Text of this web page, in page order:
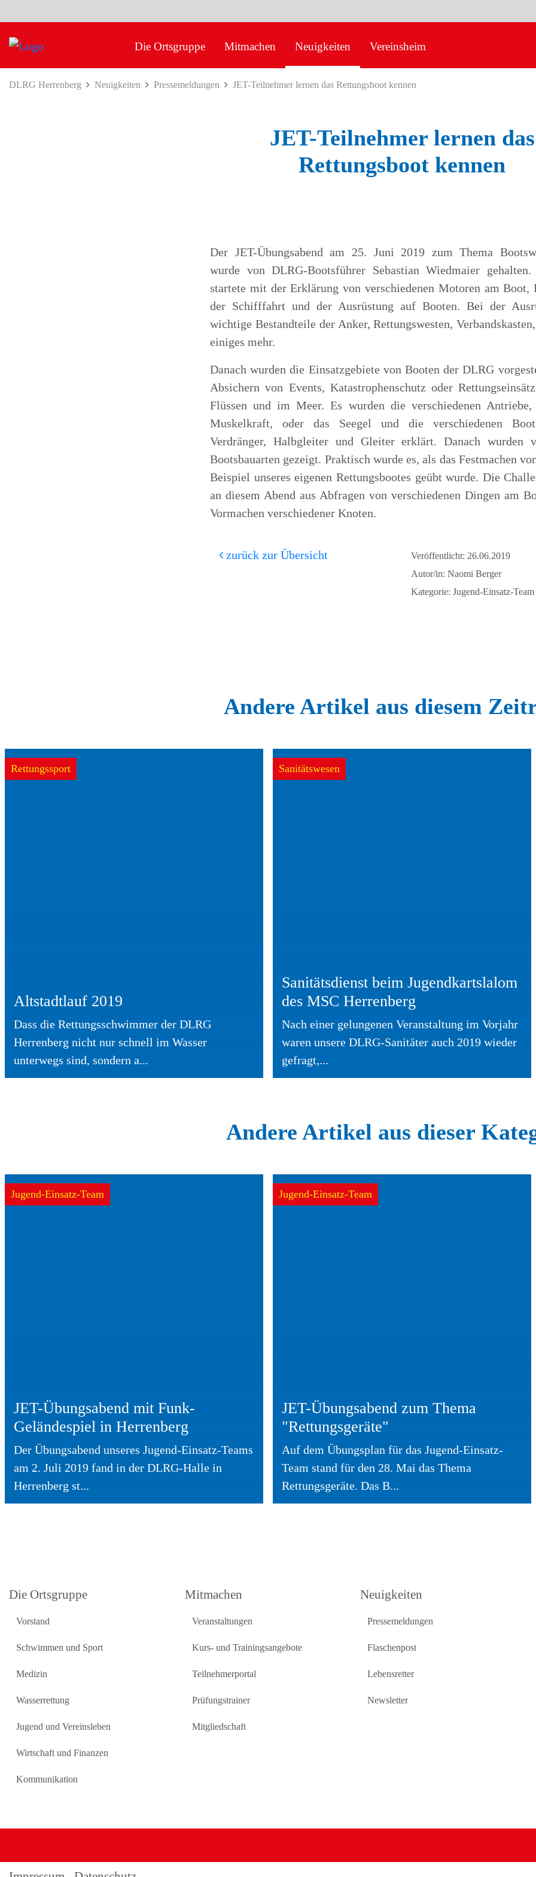
Die Ortsgruppe Mitmachen Neuigkeiten Vereinsheim
DLRG Herrenberg Neuigkeiten Pressemeldungen JET-Teilnehmer lernen das Rettungsboot kennen
JET-Teilnehmer lernen das
Rettungsboot kennen
Der JET-Übungsabend am 25. Juni 2019 zum Thema
wurde von DLRG-Bootsführer Sebastian Wiedmaier
startete mit der Erklärung von verschiedenen Motoren am Boot,
der Schifffahrt und der Ausrüstung auf Booten. Bei der
wichtige Bestandteile der Anker, Rettungswesten,
einiges mehr.
Danach wurden die Einsatzgebiete von Booten der DLRG
Absichern von Events, Katastrophenschutz oder
Flüssen und im Meer. Es wurden die verschiedenen
Muskelkraft, oder das Seegel und die verschiedenen
Verdränger, Halbgleiter und Gleiter erklärt. Danach wurden
Bootsbauarten gezeigt. Praktisch wurde es, als das Festmachen
Beispiel unseres eigenen Rettungsbootes geübt wurde. Die
an diesem Abend aus Abfragen von verschiedenen Dingen am
Vormachen verschiedener Knoten.
zurück zur Übersicht
Veröffentlicht: 26.06.2019
Autor/in: Naomi Berger
Kategorie: Jugend-Einsatz-Team
Andere Artikel aus diesem
Rettungssport
Altstadtlauf 2019
Dass die Rettungsschwimmer der DLRG
Herrenberg nicht nur schnell im Wasser
unterwegs sind, sondern a...
Sanitätswesen
Sanitätsdienst beim Jugendkartslalom
des MSC Herrenberg
Nach einer gelungenen Veranstaltung im Vorjahr
waren unsere DLRG-Sanitäter auch 2019 wieder
gefragt,...
Andere Artikel aus dieser
Jugend-Einsatz-Team
JET-Übungsabend mit Funk-
Geländespiel in Herrenberg
Der Übungsabend unseres Jugend-Einsatz-Teams
am 2. Juli 2019 fand in der DLRG-Halle in
Herrenberg st...
Jugend-Einsatz-Team
JET-Übungsabend zum Thema
"Rettungsgeräte"
Auf dem Übungsplan für das Jugend-Einsatz-
Team stand für den 28. Mai das Thema
Rettungsgeräte. Das B...
Die Ortsgruppe
Vorstand
Schwimmen und Sport
Medizin
Wasserrettung
Jugend und Vereinsleben
Wirtschaft und Finanzen
Kommunikation
Mitmachen
Veranstaltungen
Kurs- und Trainingsangebote
Teilnehmerportal
Prüfungstrainer
Mitgliedschaft
Neuigkeiten
Pressemeldungen
Flaschenpost
Lebensretter
Newsletter